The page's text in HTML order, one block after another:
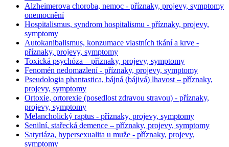
Alzheimerova choroba, nemoc - příznaky, projevy, symptomy
onemocnění
Hospitalismus, syndrom hospitalismu - příznaky, projevy,
symptomy
Autokanibalismus, konzumace vlastních tkání a krve -
příznaky, projevy, symptomy
Toxická psychóza – příznaky, projevy, symptomy
Fenomén nedomazlení - příznaky, projevy, symptomy
Pseudologia phantastica, bájná (bájivá) lhavost – příznaky,
projevy, symptomy
Ortoxie, ortorexie (posedlost zdravou stravou) - příznaky,
projevy, symptomy
Melancholický raptus - příznaky, projevy, symptomy
Senilní, stařecká demence – příznaky, projevy, symptomy
Satyriáza, hypersexualita u muže - příznaky, projevy,
symptomy